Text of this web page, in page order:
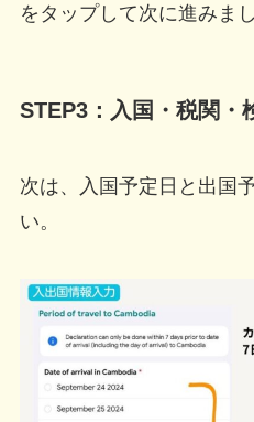
をタップして次に進みまし
STEP3：入国・税関・
次は、入国予定日と出国
い。